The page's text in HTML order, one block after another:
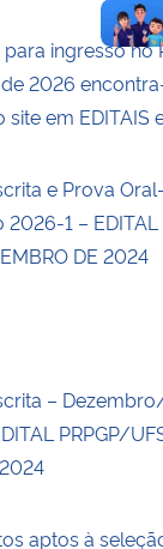
ingresso no
2026
em EDITAIS
e Prova
1 – EDITAL
DE 2024
–
PRPGP/
aptos à